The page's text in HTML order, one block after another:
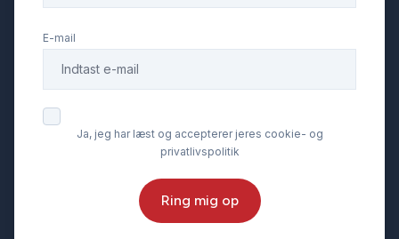
E-mail
Ja, jeg har læst og accepterer jeres cookie- og
privatlivspolitik
Ring mig op